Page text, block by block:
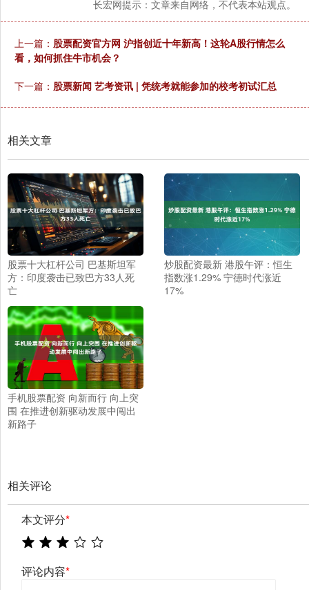
长宏网提示：文章来自网络，不代表本站观点。
上一篇： 股票配资官方网 沪指创近十年新高！这轮A股行情怎么
看，如何抓住牛市机会？
下一篇： 股票新闻 艺考资讯 | 凭统考就能参加的校考初试汇总
相关文章
股票十大杠杆公司 巴基斯坦军
方：印度袭击已致巴方33人死
亡
炒股配资最新 港股午评：恒生
指数涨1.29% 宁德时代涨近
17%
手机股票配资 向新而行 向上突
围 在推进创新驱动发展中闯出
新路子
相关评论
本文评分*
评论内容*